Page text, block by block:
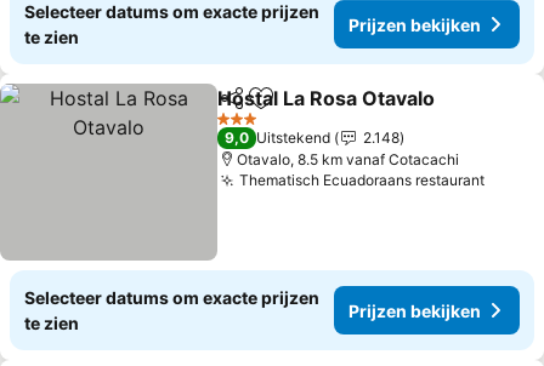
Selecteer datums om exacte prijzen
te zien
Prijzen bekijken
DelenToevoegen aan favorieten
Hostal La Rosa Otavalo
3 Sterren
9,0 Uitstekend
2.148
Otavalo, 8.5 km vanaf Cotacachi
Thematisch Ecuadoraans restaurant
Selecteer datums om exacte prijzen
te zien
Prijzen bekijken